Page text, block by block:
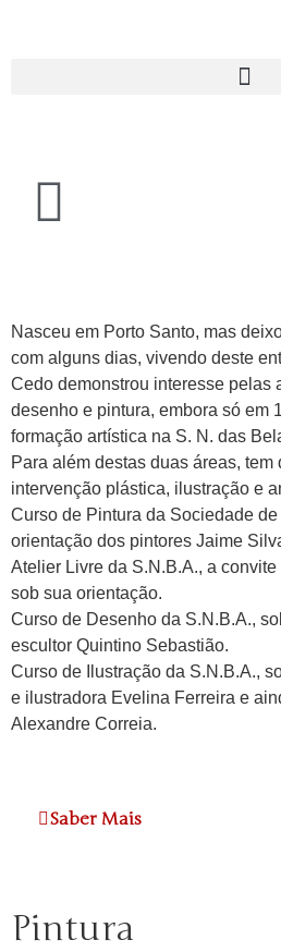
Nasceu em Porto Santo, mas
com alguns dias, vivendo deste
Cedo demonstrou interesse pelas
desenho e pintura, embora só em
formação artística na S. N. das
Para além destas duas áreas,
intervenção plástica, ilustração e
Curso de Pintura da Sociedade
orientação dos pintores Jaime
Atelier Livre da S.N.B.A., a
sob sua orientação.
Curso de Desenho da S.N.B.A.,
escultor Quintino Sebastião.
Curso de Ilustração da S.N.B.A.,
e ilustradora Evelina Ferreira e
Alexandre Correia.
Saber Mais
Pintura